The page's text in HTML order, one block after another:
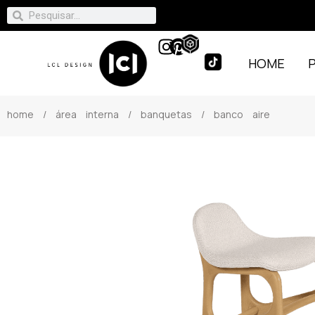
HOME
home / área interna / banquetas / banco aire